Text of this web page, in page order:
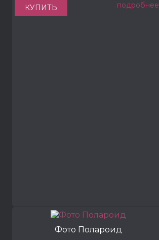
КУПИТЬ подробнее
Фото Полароид